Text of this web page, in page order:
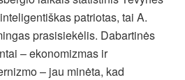
patriotas, tai A.
prasisiekėlis. Dabartinės
– ekonomizmas ir
– jau minėta, kad